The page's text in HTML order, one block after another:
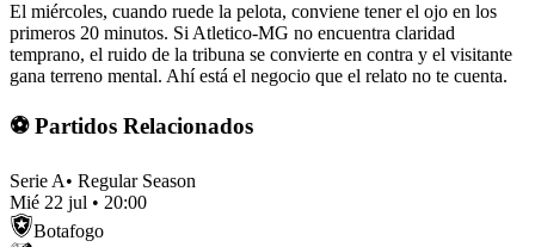
El miércoles, cuando ruede la pelota, conviene tener el ojo en los
primeros 20 minutos. Si Atletico-MG no encuentra claridad
temprano, el ruido de la tribuna se convierte en contra y el visitante
gana terreno mental. Ahí está el negocio que el relato no te cuenta.
⚽ Partidos Relacionados
Serie A• Regular Season
Mié 22 jul • 20:00
Botafogo